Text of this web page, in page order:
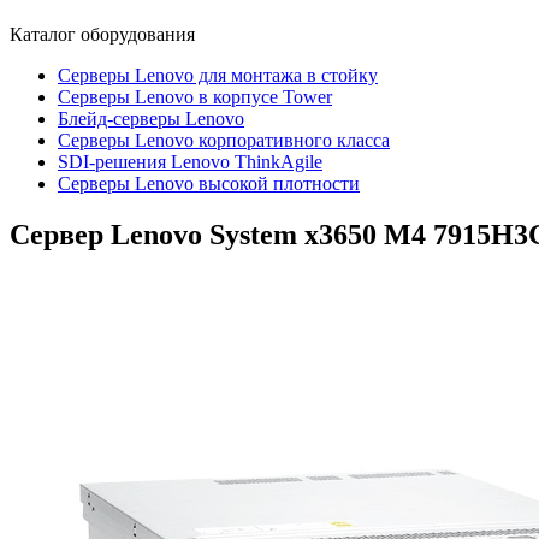
Каталог оборудования
Серверы Lenovo для монтажа в стойку
Серверы Lenovo в корпусе Tower
Блейд-серверы Lenovo
Cерверы Lenovo корпоративного класса
SDI-решения Lenovo ThinkAgile
Серверы Lenovo высокой плотности
Сервер Lenovo System x3650 M4